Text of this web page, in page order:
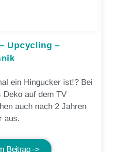
Upcycling –
ein Hingucker ist!? Bei
auf dem TV
auch nach 2 Jahren
aus.
Beitrag ->